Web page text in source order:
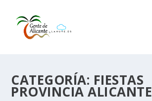
CATEGORÍA: FIESTAS
PROVINCIA ALICANTE